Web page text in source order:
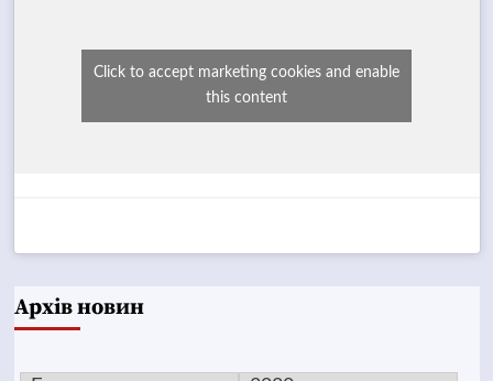
Click to accept marketing cookies and enable
this content
Архів новин